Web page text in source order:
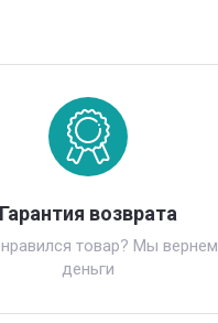
Гарантия возврата
товар? Мы вернем
деньги